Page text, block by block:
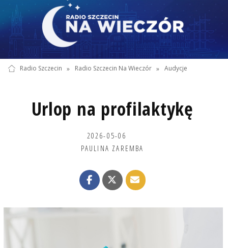
Radio Szczecin » Radio Szczecin Na Wieczór » Audycje
Urlop na profilaktykę
2026-05-06
PAULINA ZAREMBA